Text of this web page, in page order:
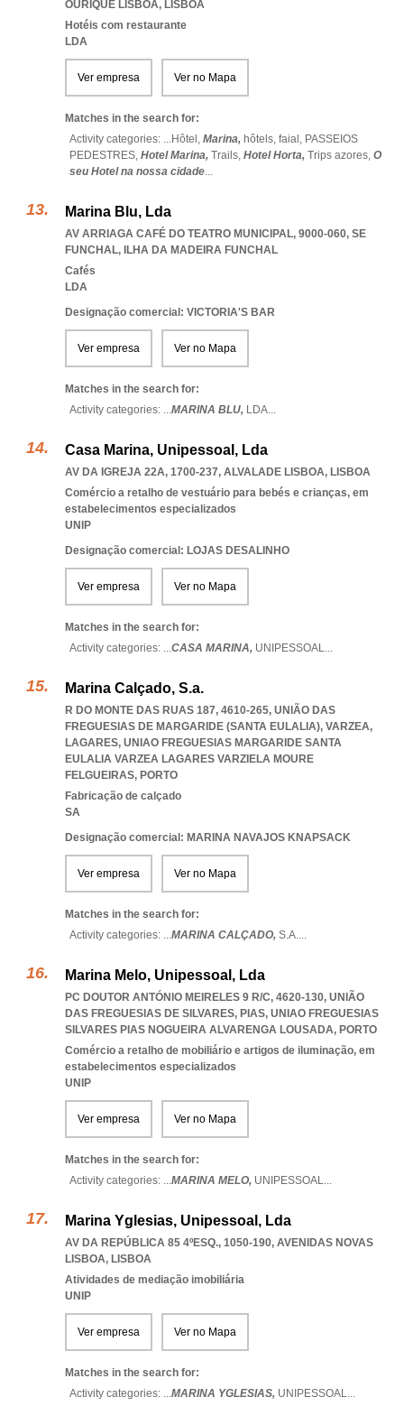
OURIQUE LISBOA, LISBOA
Hotéis com restaurante
LDA
Ver empresa Ver no Mapa
Matches in the search for:
Activity categories: ...Hôtel, Marina, hôtels, faial, PASSEIOS
PEDESTRES, Hotel Marina, Trails, Hotel Horta, Trips azores, O
seu Hotel na nossa cidade...
Marina Blu, Lda
AV ARRIAGA CAFÉ DO TEATRO MUNICIPAL, 9000-060, SE
FUNCHAL, ILHA DA MADEIRA FUNCHAL
Cafés
LDA
Designação comercial: VICTORIA'S BAR
Ver empresa Ver no Mapa
Matches in the search for:
Activity categories: ...MARINA BLU, LDA...
Casa Marina, Unipessoal, Lda
AV DA IGREJA 22A, 1700-237, ALVALADE LISBOA, LISBOA
Comércio a retalho de vestuário para bebés e crianças, em
estabelecimentos especializados
UNIP
Designação comercial: LOJAS DESALINHO
Ver empresa Ver no Mapa
Matches in the search for:
Activity categories: ...CASA MARINA, UNIPESSOAL...
Marina Calçado, S.a.
R DO MONTE DAS RUAS 187, 4610-265, UNIÃO DAS
FREGUESIAS DE MARGARIDE (SANTA EULALIA), VARZEA,
LAGARES, UNIAO FREGUESIAS MARGARIDE SANTA
EULALIA VARZEA LAGARES VARZIELA MOURE
FELGUEIRAS, PORTO
Fabricação de calçado
SA
Designação comercial: MARINA NAVAJOS KNAPSACK
Ver empresa Ver no Mapa
Matches in the search for:
Activity categories: ...MARINA CALÇADO, S.A....
Marina Melo, Unipessoal, Lda
PC DOUTOR ANTÓNIO MEIRELES 9 R/C, 4620-130, UNIÃO
DAS FREGUESIAS DE SILVARES, PIAS, UNIAO FREGUESIAS
SILVARES PIAS NOGUEIRA ALVARENGA LOUSADA, PORTO
Comércio a retalho de mobiliário e artigos de iluminação, em
estabelecimentos especializados
UNIP
Ver empresa Ver no Mapa
Matches in the search for:
Activity categories: ...MARINA MELO, UNIPESSOAL...
Marina Yglesias, Unipessoal, Lda
AV DA REPÚBLICA 85 4ºESQ., 1050-190, AVENIDAS NOVAS
LISBOA, LISBOA
Atividades de mediação imobiliária
UNIP
Ver empresa Ver no Mapa
Matches in the search for:
Activity categories: ...MARINA YGLESIAS, UNIPESSOAL...